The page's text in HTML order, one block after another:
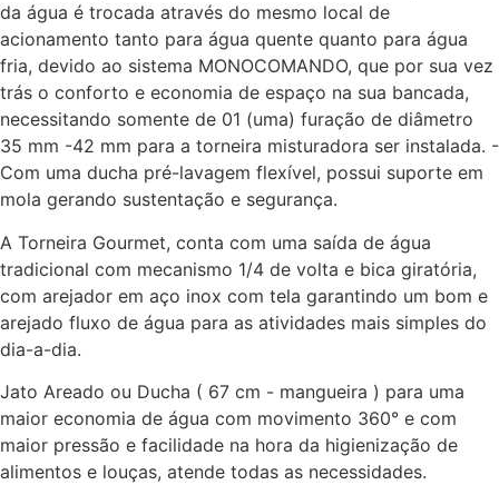
da água é trocada através do mesmo local de
acionamento tanto para água quente quanto para água
fria, devido ao sistema MONOCOMANDO, que por sua vez
trás o conforto e economia de espaço na sua bancada,
necessitando somente de 01 (uma) furação de diâmetro
35 mm -42 mm para a torneira misturadora ser instalada. -
Com uma ducha pré-lavagem flexível, possui suporte em
mola gerando sustentação e segurança.
A Torneira Gourmet, conta com uma saída de água
tradicional com mecanismo 1/4 de volta e bica giratória,
com arejador em aço inox com tela garantindo um bom e
arejado fluxo de água para as atividades mais simples do
dia-a-dia.
Jato Areado ou Ducha ( 67 cm - mangueira ) para uma
maior economia de água com movimento 360° e com
maior pressão e facilidade na hora da higienização de
alimentos e louças, atende todas as necessidades.